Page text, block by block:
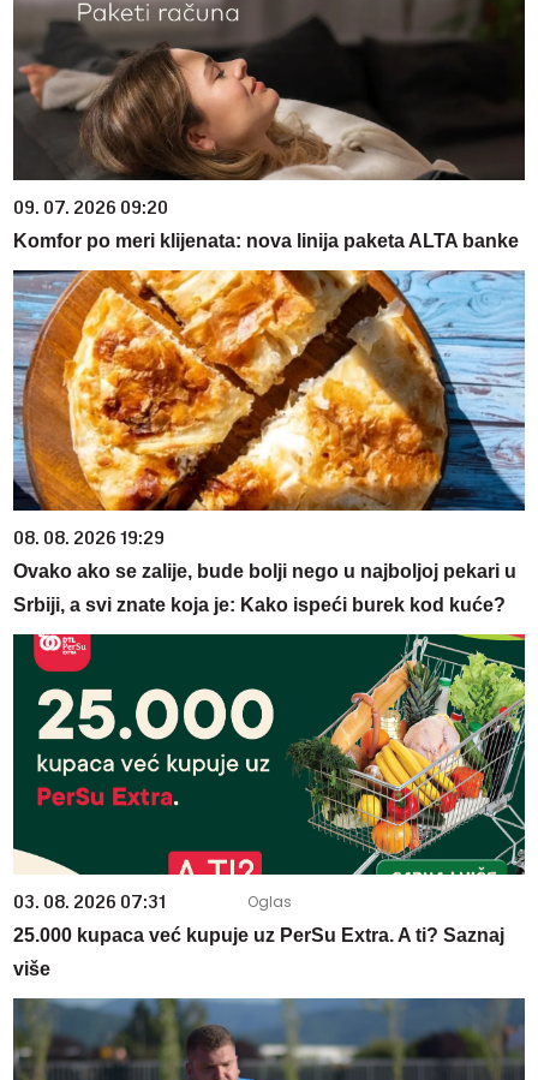
09. 07. 2026 09:20
Komfor po meri klijenata: nova linija paketa ALTA banke
08. 08. 2026 19:29
Ovako ako se zalije, bude bolji nego u najboljoj pekari u
Srbiji, a svi znate koja je: Kako ispeći burek kod kuće?
03. 08. 2026 07:31
25.000 kupaca već kupuje uz PerSu Extra. A ti? Saznaj
više